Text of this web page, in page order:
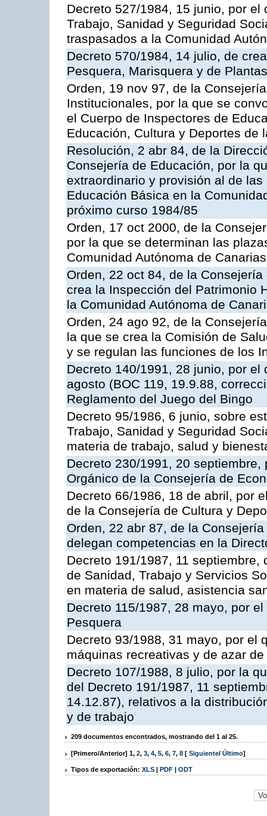
Decreto 527/1984, 15 junio, por
Trabajo, Sanidad y Seguridad
traspasados a la Comunidad
Decreto 570/1984, 14 julio, de
Pesquera, Marisquera y de
Orden, 19 nov 97, de la
Institucionales, por la que se
el Cuerpo de Inspectores de
Educación, Cultura y Deportes de
Resolución, 2 abr 84, de la
Consejería de Educación, por la
extraordinario y provisión al de
Educación Básica en la
próximo curso 1984/85
Orden, 17 oct 2000, de la
por la que se determinan las
Comunidad Autónoma de Canarias
Orden, 22 oct 84, de la
crea la Inspección del Patrimonio
la Comunidad Autónoma de
Orden, 24 ago 92, de la
la que se crea la Comisión de
y se regulan las funciones de los
Decreto 140/1991, 28 junio, por
agosto (BOC 119, 19.9.88,
Reglamento del Juego del Bingo
Decreto 95/1986, 6 junio, sobre
Trabajo, Sanidad y Seguridad
materia de trabajo, salud y
Decreto 230/1991, 20
Orgánico de la Consejería de
Decreto 66/1986, 18 de abril, por
de la Consejería de Cultura y
Orden, 22 abr 87, de la
delegan competencias en la
Decreto 191/1987, 11
de Sanidad, Trabajo y Servicios
en materia de salud, asistencia
Decreto 115/1987, 28 mayo, por
Pesquera
Decreto 93/1988, 31 mayo, por el
máquinas recreativas y de azar
Decreto 107/1988, 8 julio, por la
del Decreto 191/1987, 11
14.12.87), relativos a la
y de trabajo
209 documentos encontrados, mostrando del 1 al 25.
[Primero/Anterior] 1, 2, 3, 4, 5, 6, 7, 8 [ Siguiente/ Último]
Tipos de exportación: XLS | PDF | ODT